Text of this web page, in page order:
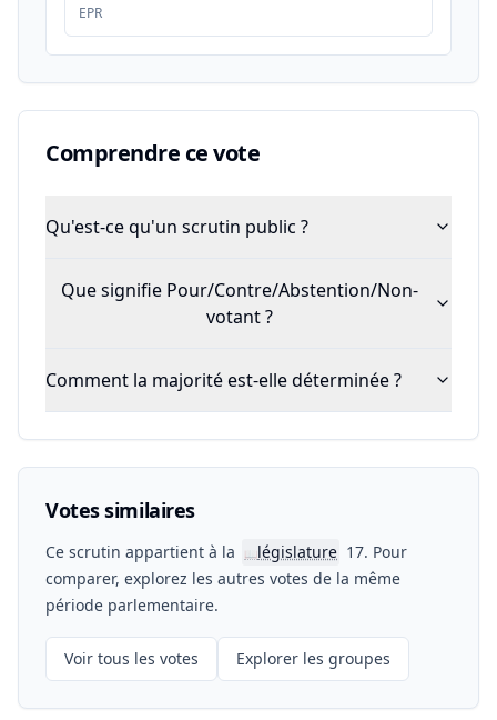
EPR
Comprendre ce vote
Qu'est-ce qu'un scrutin public ?
Que signifie Pour/Contre/Abstention/Non-
votant ?
Comment la majorité est-elle déterminée ?
Votes similaires
Ce scrutin appartient à la 📖législature 17. Pour
comparer, explorez les autres votes de la même
période parlementaire.
Voir tous les votes Explorer les groupes